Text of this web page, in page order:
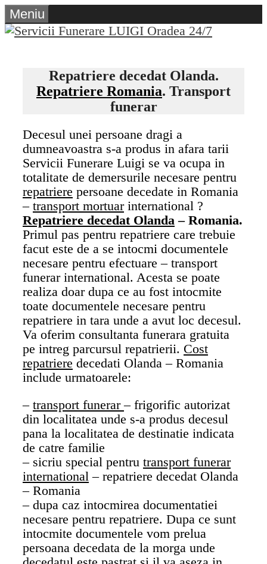
Sari
la
conținut
Meniu
Repatriere decedat Olanda.
Repatriere Romania. Transport
funerar
Decesul unei persoane dragi a
dumneavoastra s-a produs in afara tarii
Servicii Funerare Luigi se va ocupa in
totalitate de demersurile necesare pentru
repatriere persoane decedate in Romania
– transport mortuarinternational ?
Repatriere decedat Olanda – Romania.
Primul pas pentru repatriere care trebuie
facut este de a se intocmi documentele
necesare pentru efectuare – transport
funerar international. Acesta se poate
realiza doar dupa ce au fost intocmite
toate documentele necesare pentru
repatriere in tara unde a avut loc decesul.
Va oferim consultanta funerara gratuita
pe intreg parcursul repatrierii. Cost
repatriere decedati Olanda – Romania
include urmatoarele:
– transport funerar– frigorific autorizat
din localitatea unde s-a produs decesul
pana la localitatea de destinatie indicata
de catre familie
– sicriu special pentru transport funerar
international – repatriere decedat Olanda
– Romania
– dupa caz intocmirea documentatiei
necesare pentru repatriere. Dupa ce sunt
intocmite documentele vom prelua
persoana decedata de la morga unde